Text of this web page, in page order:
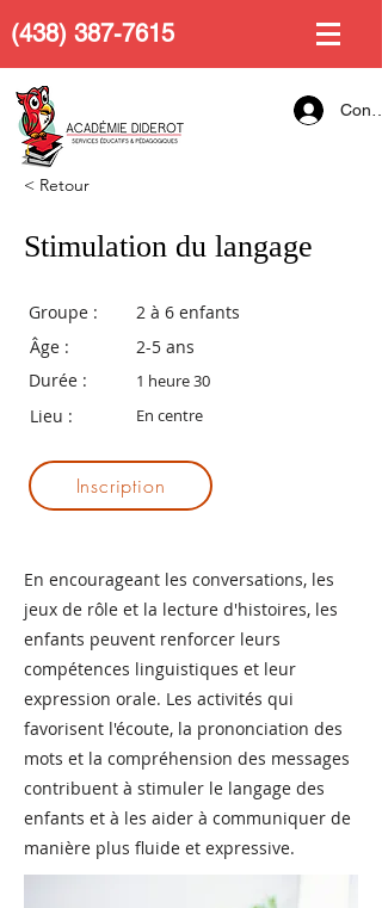
(438) 387-7615
< Retour
Stimulation du langage
Groupe :
Âge :
Durée :
Lieu :
2 à 6 enfants
2-5 ans
1 heure 30
En centre
Inscription
En encourageant les conversations, les
jeux de rôle et la lecture d'histoires, les
enfants peuvent renforcer leurs
compétences linguistiques et leur
expression orale. Les activités qui
favorisent l'écoute, la prononciation des
mots et la compréhension des messages
contribuent à stimuler le langage des
enfants et à les aider à communiquer de
manière plus fluide et expressive.